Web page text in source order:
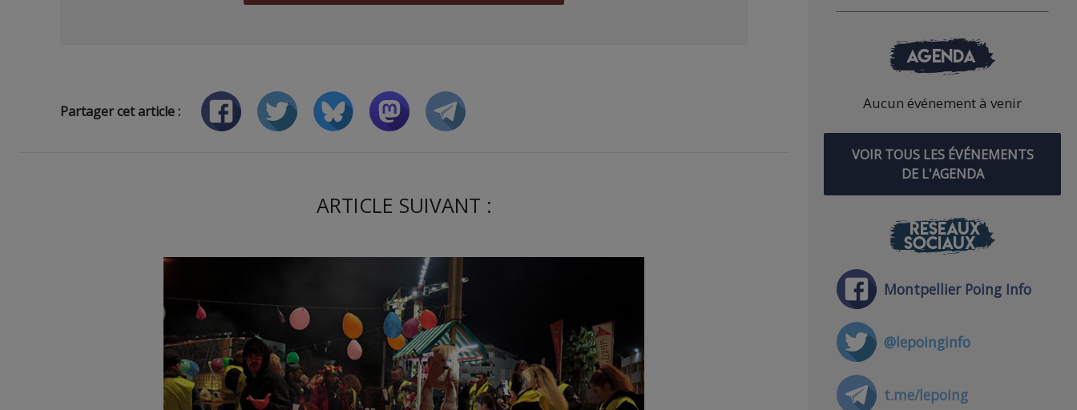
Partager cet article :
ARTICLE SUIVANT :
AGENDA
Aucun événement à venir
VOIR TOUS LES ÉVÉNEMENTS
DE L'AGENDA
RÉSEAUX
SOCIAUX
Montpellier Poing Info
@lepoinginfo
t.me/lepoing